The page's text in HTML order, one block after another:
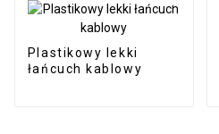
Plastikowy lekki
łańcuch kablowy